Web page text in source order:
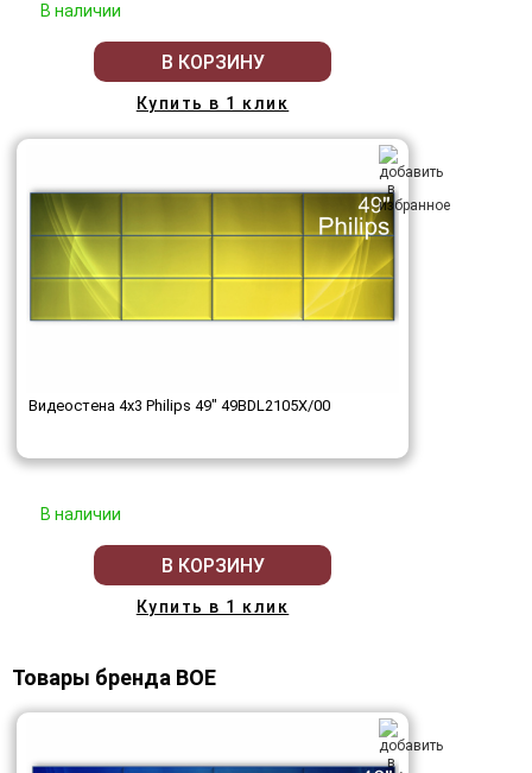
В наличии
В КОРЗИНУ
Купить в 1 клик
Видеостена 4x3 Philips 49" 49BDL2105X/00
В наличии
В КОРЗИНУ
Купить в 1 клик
Товары бренда BOE